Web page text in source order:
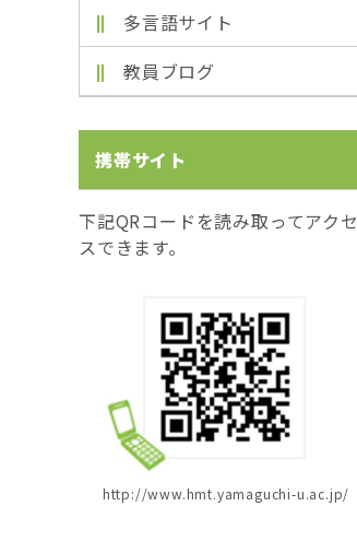
多言語サイト
教員ブログ
携帯サイト
下記QRコードを読み取ってアクセ
スできます。
http://www.hmt.yamaguchi-u.ac.jp/